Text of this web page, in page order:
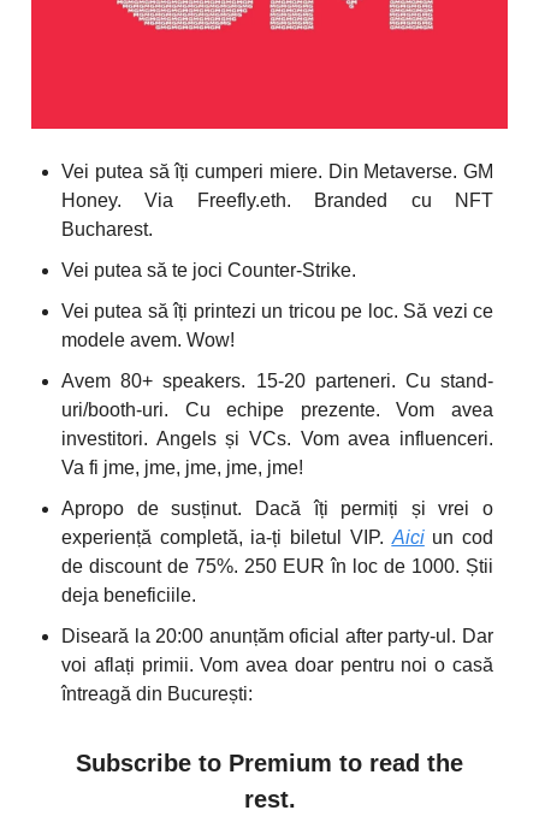
Vei putea să îți cumperi miere. Din Metaverse. GM
Honey. Via Freefly.eth. Branded cu NFT
Bucharest.
Vei putea să te joci Counter-Strike.
Vei putea să îți printezi un tricou pe loc. Să vezi ce
modele avem. Wow!
Avem 80+ speakers. 15-20 parteneri. Cu stand-
uri/booth-uri. Cu echipe prezente. Vom avea
investitori. Angels și VCs. Vom avea influenceri.
Va fi jme, jme, jme, jme, jme!
Apropo de susținut. Dacă îți permiți și vrei o
experiență completă, ia-ți biletul VIP. Aiciun cod
de discount de 75%. 250 EUR în loc de 1000. Știi
deja beneficiile.
Diseară la 20:00 anunțăm oficial after party-ul. Dar
voi aflați primii. Vom avea doar pentru noi o casă
întreagă din București:
Subscribe to Premium to read the
rest.